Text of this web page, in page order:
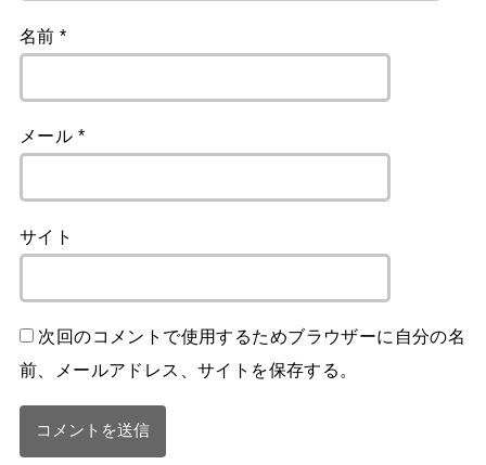
名前*
メール *
サイト
次回のコメントで使用するためブラウザーに自分の名
前、メールアドレス、サイトを保存する。